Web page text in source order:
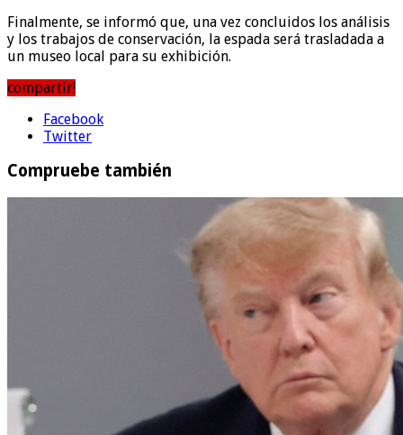
Finalmente, se informó que, una vez concluidos los análisis
y los trabajos de conservación, la espada será trasladada a
un museo local para su exhibición.
compartir!
Facebook
Twitter
Compruebe también